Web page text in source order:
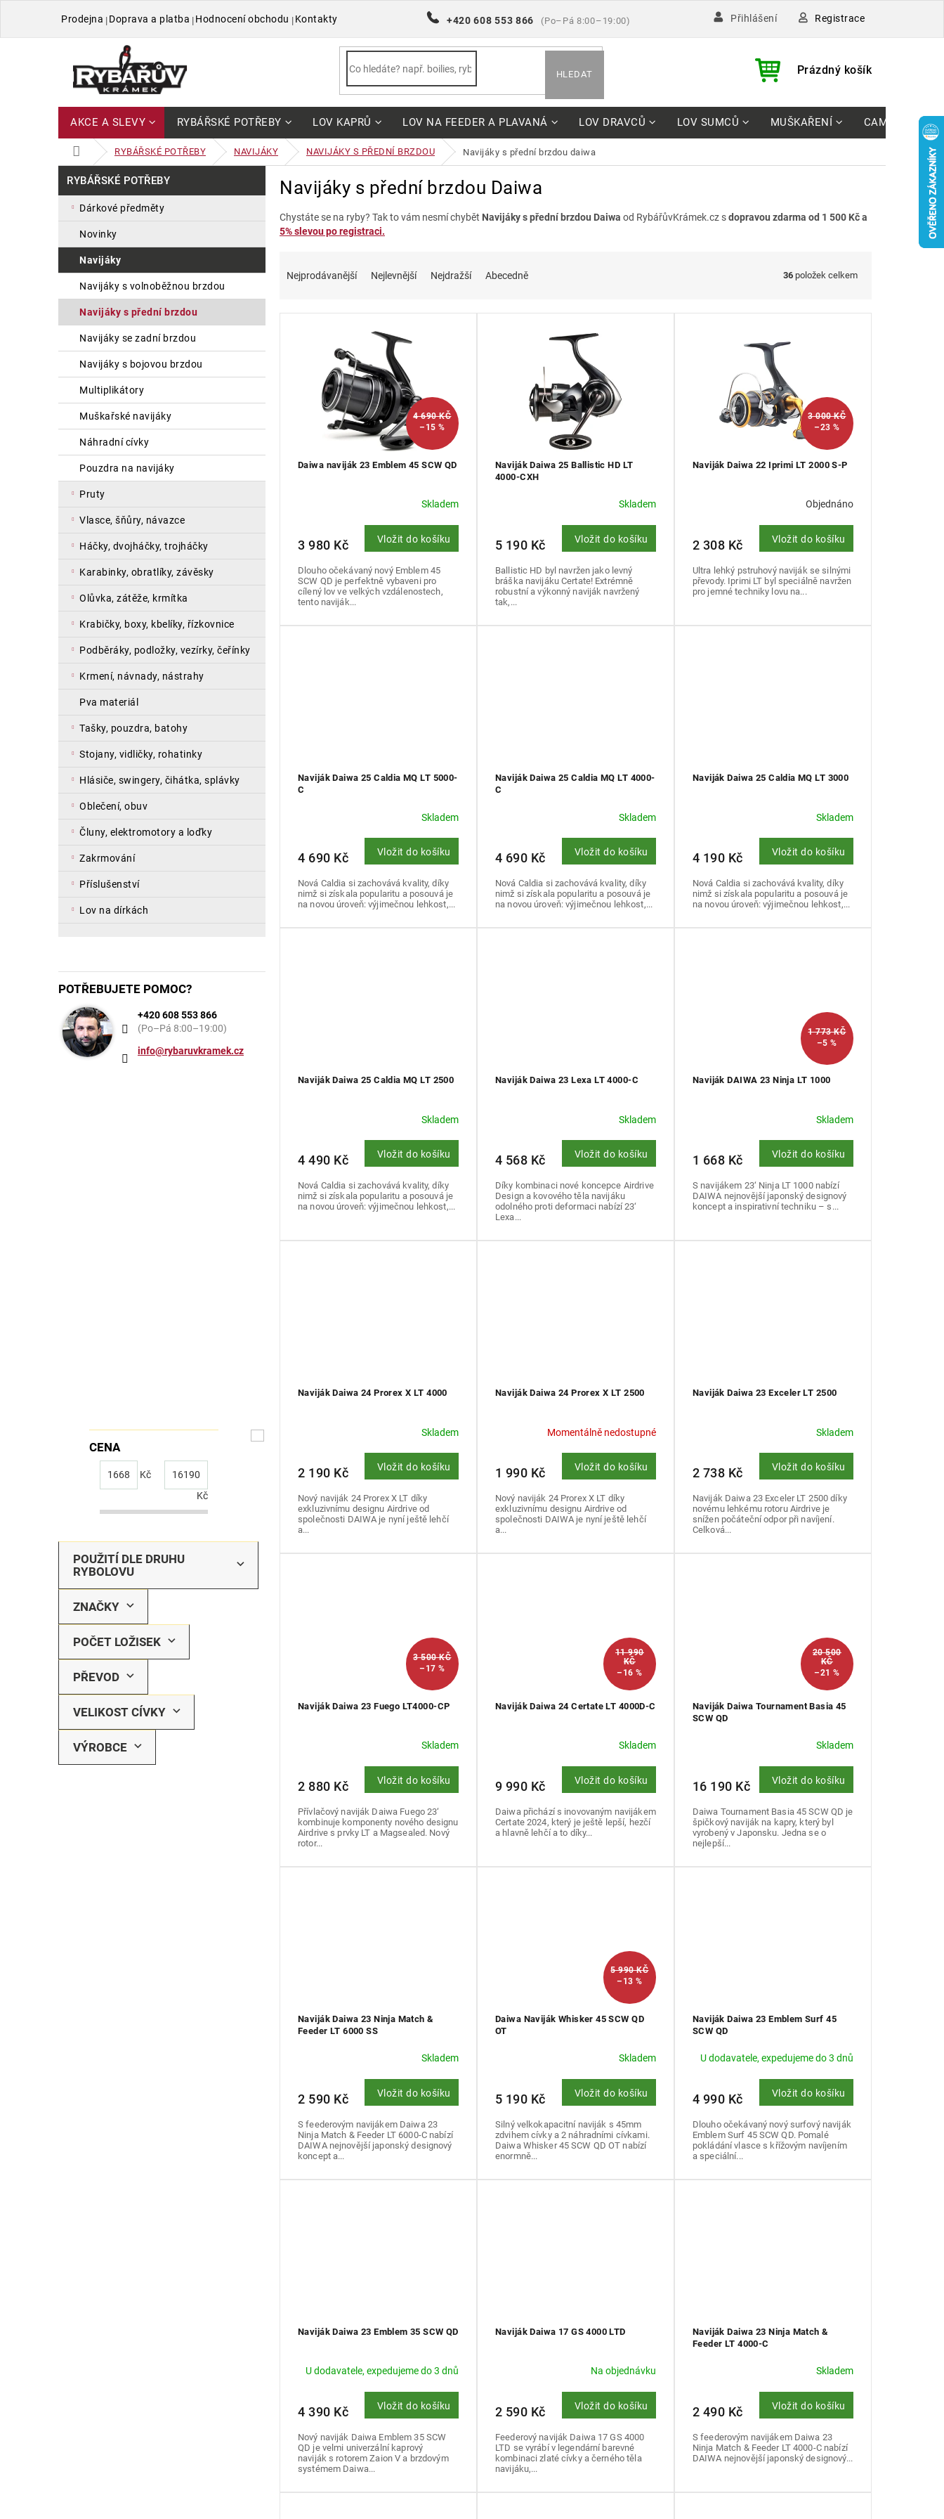
+420 608 553 866 (Po–Pá 8:00–19:00)
Prodejna Doprava a platba Hodnocení obchodu Kontakty Přihlášení Registrace
HLEDAT
NÁKUPNÍ
Prázdný košík
AKCE A SLEVY RYBÁŘSKÉ POTŘEBY LOV KAPRŮ LOV NA FEEDER A PLAVANÁ LOV DRAVCŮ LOV SUMCŮ MUŠKAŘENÍ CAMPING
DOMŮ RYBÁŘSKÉ POTŘEBY NAVIJÁKY NAVIJÁKY S PŘEDNÍ BRZDOU navijáky s přední brzdou daiwa
a
í
a
l
kategorie
RYBÁŘSKÉ POTŘEBY
dárkové předměty
novinky
navijáky
navijáky s volnoběžnou brzdou
navijáky s přední brzdou
navijáky se zadní brzdou
navijáky s bojovou brzdou
multiplikátory
muškařské navijáky
náhradní cívky
pouzdra na navijáky
pruty
vlasce, šňůry, návazce
háčky, dvojháčky, trojháčky
karabinky, obratlíky, závěsky
olůvka, zátěže, krmítka
krabičky, boxy, kbelíky, řízkovnice
podběráky, podložky, vezírky, čeřínky
krmení, návnady, nástrahy
pva materiál
tašky, pouzdra, batohy
stojany, vidličky, rohatinky
hlásiče, swingery, čihátka, splávky
oblečení, obuv
čluny, elektromotory a loďky
zakrmování
příslušenství
lov na dírkách
POTŘEBUJETE POMOC?
+420 608 553 866
(Po–Pá 8:00–19:00)
info@rybaruvkramek.cz
CENA
1668 Kč
16190
Kč
ZNAČKY
POČET LOŽISEK
POUŽITÍ DLE DRUHU
RYBOLOVU
PŘEVOD
VELIKOST CÍVKY
VÝROBCE
Navijáky s přední brzdou Daiwa
Chystáte se na ryby? Tak to vám nesmí chybět Navijáky s přední brzdou Daiwa od RybářůvKrámek.cz sdopravou zdarma od 1 500 Kč a
5% slevou po registraci.
Nejprodávanější Nejlevnější Nejdražší Abecedně 36 položek celkem
4 690 KČ
–15 %
Daiwa naviják 23 Emblem 45 SCW QD
Skladem
3 980 Kč Vložit do košíku
Dlouho očekávaný nový Emblem 45
SCW QD je perfektně vybaveni pro
cílený lov ve velkých vzdálenostech,
tento naviják...
Naviják Daiwa 25 Ballistic HD LT
4000-CXH
Skladem
5 190 Kč Vložit do košíku
Ballistic HD byl navržen jako levný
bráška navijáku Certate! Extrémně
robustní a výkonný naviják navržený
tak,...
3 000 KČ
–23 %
Naviják Daiwa 22 Iprimi LT 2000 S-P
Objednáno
2 308 Kč Vložit do košíku
Ultra lehký pstruhový naviják se silnými
převody. Iprimi LT byl speciálně navržen
pro jemné techniky lovu na...
Naviják Daiwa 25 Caldia MQ LT 5000-
C
Skladem
4 690 Kč Vložit do košíku
Nová Caldia si zachovává kvality, díky
nimž si získala popularitu a posouvá je
na novou úroveň: výjimečnou lehkost,...
Naviják Daiwa 25 Caldia MQ LT 4000-
C
Skladem
4 690 Kč Vložit do košíku
Nová Caldia si zachovává kvality, díky
nimž si získala popularitu a posouvá je
na novou úroveň: výjimečnou lehkost,...
Naviják Daiwa 25 Caldia MQ LT 3000
Skladem
4 190 Kč Vložit do košíku
Nová Caldia si zachovává kvality, díky
nimž si získala popularitu a posouvá je
na novou úroveň: výjimečnou lehkost,...
Naviják Daiwa 25 Caldia MQ LT 2500
Skladem
4 490 Kč Vložit do košíku
Nová Caldia si zachovává kvality, díky
nimž si získala popularitu a posouvá je
na novou úroveň: výjimečnou lehkost,...
Naviják Daiwa 23 Lexa LT 4000-C
Skladem
4 568 Kč Vložit do košíku
Díky kombinaci nové koncepce Airdrive
Design a kovového těla navijáku
odolného proti deformaci nabízí 23‘
Lexa...
1 773 KČ
–5 %
Naviják DAIWA 23 Ninja LT 1000
Skladem
1 668 Kč Vložit do košíku
S navijákem 23‘ Ninja LT 1000 nabízí
DAIWA nejnovější japonský designový
koncept a inspirativní techniku – s...
Naviják Daiwa 24 Prorex X LT 4000
Skladem
2 190 Kč Vložit do košíku
Nový naviják 24 Prorex X LT díky
exkluzivnímu designu Airdrive od
společnosti DAIWA je nyní ještě lehčí
a...
Naviják Daiwa 24 Prorex X LT 2500
Momentálně nedostupné
1 990 Kč Vložit do košíku
Nový naviják 24 Prorex X LT díky
exkluzivnímu designu Airdrive od
společnosti DAIWA je nyní ještě lehčí
a...
Naviják Daiwa 23 Exceler LT 2500
Skladem
2 738 Kč Vložit do košíku
Naviják Daiwa 23 Exceler LT 2500 díky
novému lehkému rotoru Airdrive je
snížen počáteční odpor při navíjení.
Celková...
3 500 KČ
–17 %
Naviják Daiwa 23 Fuego LT4000-CP
Skladem
2 880 Kč Vložit do košíku
Přívlačový naviják Daiwa Fuego 23‘
kombinuje komponenty nového designu
Airdrive s prvky LT a Magsealed. Nový
rotor...
11 990
KČ
–16 %
Naviják Daiwa 24 Certate LT 4000D-C
Skladem
9 990 Kč Vložit do košíku
Daiwa přichází s inovovaným navijákem
Certate 2024, který je ještě lepší, hezčí
a hlavně lehčí a to díky...
20 500
KČ
–21 %
Naviják Daiwa Tournament Basia 45
SCW QD
Skladem
16 190 Kč Vložit do košíku
Daiwa Tournament Basia 45 SCW QD je
špičkový naviják na kapry, který byl
vyrobený v Japonsku. Jedna se o
nejlepší...
Naviják Daiwa 23 Ninja Match &
Feeder LT 6000 SS
Skladem
2 590 Kč Vložit do košíku
S feederovým navijákem Daiwa 23
Ninja Match & Feeder LT 6000-C nabízí
DAIWA nejnovější japonský designový
koncept a...
5 990 KČ
–13 %
Daiwa Naviják Whisker 45 SCW QD
OT
Skladem
5 190 Kč Vložit do košíku
Silný velkokapacitní naviják s 45mm
zdvihem cívky a 2 náhradními cívkami.
Daiwa Whisker 45 SCW QD OT nabízí
enormně...
Naviják Daiwa 23 Emblem Surf 45
SCW QD
U dodavatele, expedujeme do 3 dnů
4 990 Kč Vložit do košíku
Dlouho očekávaný nový surfový naviják
Emblem Surf 45 SCW QD. Pomalé
pokládání vlasce s křížovým navíjením
a speciální...
Naviják Daiwa 23 Emblem 35 SCW QD
U dodavatele, expedujeme do 3 dnů
4 390 Kč Vložit do košíku
Nový naviják Daiwa Emblem 35 SCW
QD je velmi univerzální kaprový
naviják s rotorem Zaion V a brzdovým
systémem Daiwa...
Naviják Daiwa 17 GS 4000 LTD
Na objednávku
2 590 Kč Vložit do košíku
Feederový naviják Daiwa 17 GS 4000
LTD se vyrábí v legendární barevné
kombinaci zlaté cívky a černého těla
navijáku,...
Naviják Daiwa 23 Ninja Match &
Feeder LT 4000-C
Skladem
2 490 Kč Vložit do košíku
S feederovým navijákem Daiwa 23
Ninja Match & Feeder LT 4000-C nabízí
DAIWA nejnovější japonský designový...